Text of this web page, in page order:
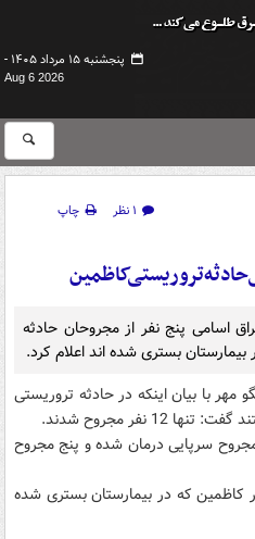
پنجشنبه ۱۵ مرداد ۱۴۰۵ -
Aug 6 2026
۱ نظر
چاپ
اسامی پنج نفر از مجروحان حادثه
بستری شده اند اعلام کرد.
با بیان اینکه در حادثه تروریستی
نفر مجروح شدند.
مجروح هفت مجروح سرپایی درمان شده و پنج مجروح
کاظمین که در بیمارستان بستری شده